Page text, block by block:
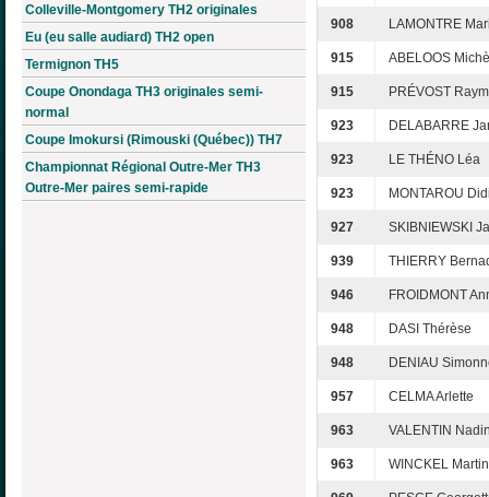
Colleville-Montgomery TH2 originales
Eu (eu salle audiard) TH2 open
Termignon TH5
Coupe Onondaga TH3 originales semi-
normal
Coupe Imokursi (Rimouski (Québec)) TH7
Championnat Régional Outre-Mer TH3
Outre-Mer paires semi-rapide
908 LAMONTRE
915 ABELOOS
915 PRÉVOST
923 DELABARRE
923 LE THÉNO Léa
923 MONTAROU
927 SKIBNIEWSKI
939 THIERRY
946 FROIDMONT
948 DASI Thérèse
948 DENIAU
957 CELMA Arlette
963 VALENTIN
963 WINCKEL